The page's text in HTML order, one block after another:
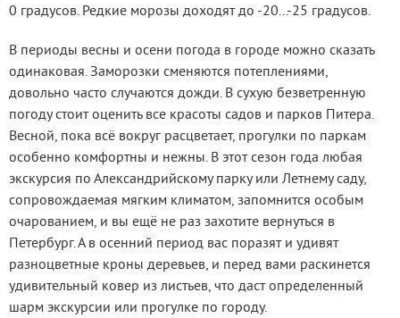
0 градусов. Редкие морозы доходят до -20...-25 градусов.
В периоды весны и осени погода в городе можно сказать
одинаковая. Заморозки сменяются потеплениями,
довольно часто случаются дожди. В сухую безветренную
погоду стоит оценить все красоты садов и парков Питера.
Весной, пока всё вокруг расцветает, прогулки по паркам
особенно комфортны и нежны. В этот сезон года любая
экскурсия по Александрийскому парку или Летнему саду,
сопровождаемая мягким климатом, запомнится особым
очарованием, и вы ещё не раз захотите вернуться в
Петербург. А в осенний период вас поразят и удивят
разноцветные кроны деревьев, и перед вами раскинется
удивительный ковер из листьев, что даст определенный
шарм экскурсии или прогулке по городу.